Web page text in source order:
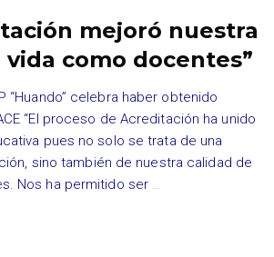
mejoró nuestra
como docentes”
“Huando” celebra haber obtenido
“El proceso de Acreditación ha unido
pues no solo se trata de una
sino también de nuestra calidad de
Nos ha permitido ser …